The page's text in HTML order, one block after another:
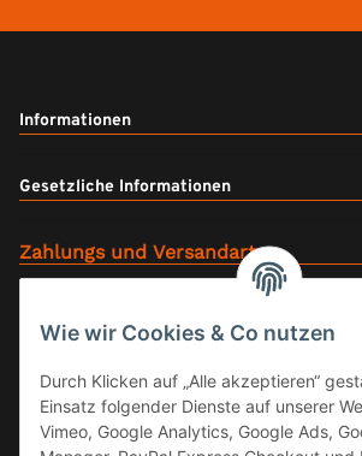
Informationen
Gesetzliche Informationen
Zahlungs und Versandarten
Wie wir Cookies & Co nutzen
Durch Klicken auf „Alle akzeptieren“
Einsatz folgender Dienste auf unserer
Vimeo, Google Analytics, Google Ads,